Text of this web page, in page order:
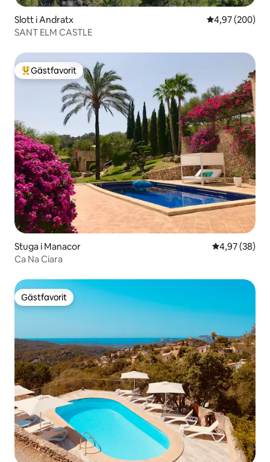
Slott i Andratx 4,97 av 5 i
4,97 (200)
SANT ELM CASTLE
Populär gästfavorit
Gästfavorit
Stuga i Manacor 4,97 av 5 i
4,97 (38)
Ca Na Ciara
Gästfavorit
Gästfavorit